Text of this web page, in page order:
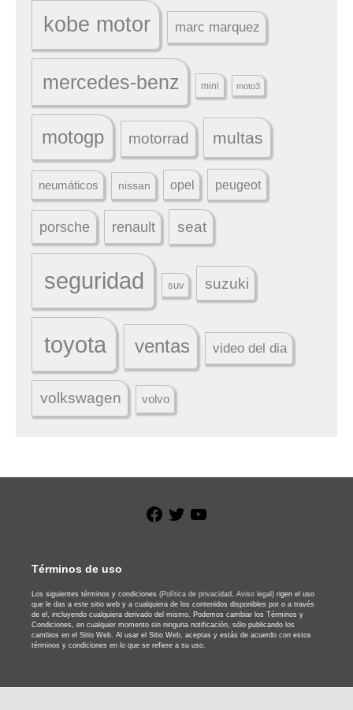
kobe motor marc marquez
mercedes-benz mini moto3
motogp motorrad multas
neumáticos nissan opel peugeot
porsche renault seat
seguridad suv suzuki
toyota ventas video del dia
volkswagen volvo
Facebook
Twitter
Términos de uso
Los siguientes términos y condiciones (Política de privacidad, Aviso legal) rigen el uso
que le das a este sitio web y a cualquiera de los contenidos disponibles por o a través
de el, incluyendo cualquiera derivado del mismo. Podemos cambiar los Términos y
Condiciones, en cualquier momento sin ninguna notificación, sólo publicando los
cambios en el Sitio Web. Al usar el Sitio Web, aceptas y estás de acuerdo con estos
términos y condiciones en lo que se refiere a su uso.